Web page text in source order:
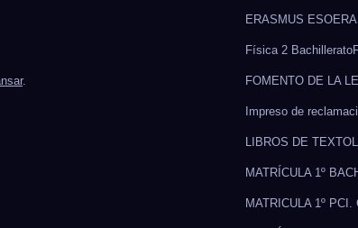
.
ERASMUS ESO
Física 2 Bachillerato
FOMENTO DE LA
Impreso de
LIBROS DE TEXTO
MATRÍCULA 1º
MATRICULA 1º PCI.